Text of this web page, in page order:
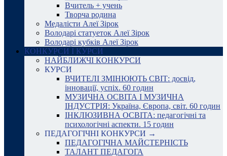
Вчитель + учень
Творча родина
Медалісти Алеї Зірок
Володарі статуеток Алеї Зірок
Володарі кубків Алеї Зірок
КОНКУРСИ І КУРСИ
НАЙБЛИЖЧІ КОНКУРСИ
КУРСИ
ВЧИТЕЛІ ЗМІНЮЮТЬ СВІТ: досвід,
інновації, успіх. 60 годин
МУЗИЧНА ОСВІТА І МУЗИЧНА
ІНДУСТРІЯ: Україна, Європа, світ. 60 годин
ІНКЛЮЗИВНА ОСВІТА: педагогічні та
психологічні аспекти. 15 годин
ПЕДАГОГІЧНІ КОНКУРСИ →
ПЕДАГОГІЧНА МАЙСТЕРНІСТЬ
ТАЛАНТ ПЕДАГОГА